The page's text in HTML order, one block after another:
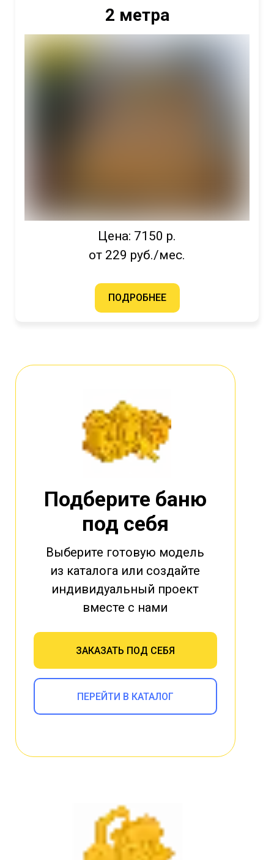
2 метра
Цена: 7150 р.
от 229 руб./мес.
ПОДРОБНЕЕ
ПЕРЕЙТИ В КАТАЛОГ
Выберите готовую модель
из каталога или создайте
индивидуальный проект
вместе с нами
ЗАКАЗАТЬ ПОД СЕБЯ
Подберите баню
под себя